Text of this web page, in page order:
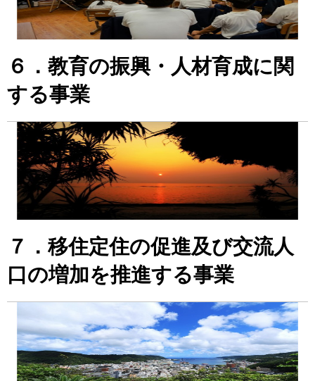
６．教育の振興・人材育成に関
する事業
７．移住定住の促進及び交流人
口の増加を推進する事業